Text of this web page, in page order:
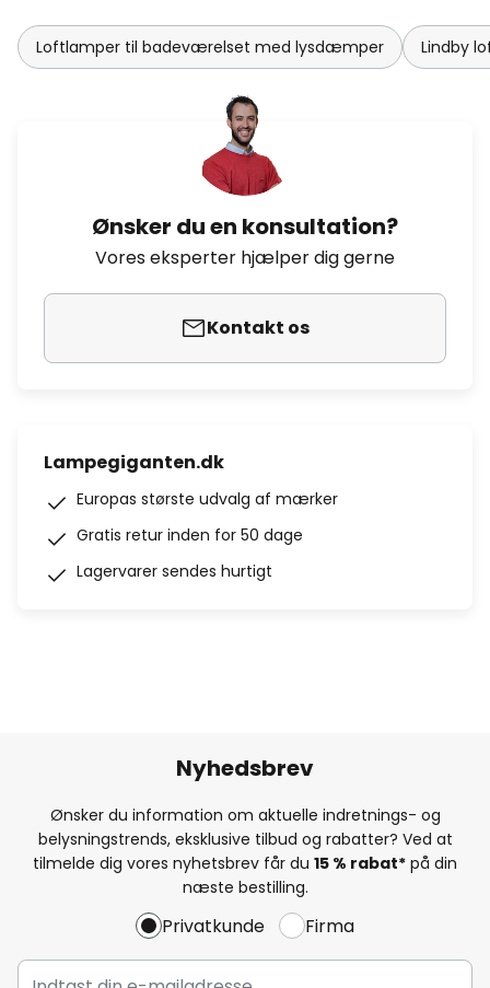
Loftlamper til badeværelset med lysdæmper Lindby
Ønsker du en konsultation?
Vores eksperter hjælper dig gerne
Kontakt os
Lampegiganten.dk
Europas største udvalg af mærker
Gratis retur inden for 50 dage
Lagervarer sendes hurtigt
Nyhedsbrev
Ønsker du information om aktuelle indretnings- og
belysningstrends, eksklusive tilbud og rabatter? Ved at
tilmelde dig vores nyhetsbrev får du 15 % rabat* på din
næste bestilling.
Privatkunde Firma